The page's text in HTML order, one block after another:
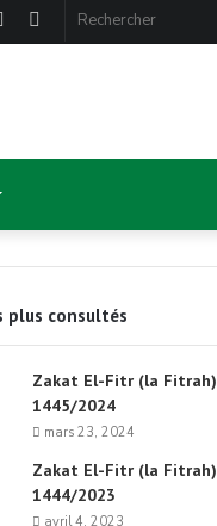
Sidebar
Article
plus consultés
Zakat El-Fitr (la Fitrah)
1445/2024
mars 23, 2024
Zakat El-Fitr (la Fitrah)
1444/2023
avril 4, 2023